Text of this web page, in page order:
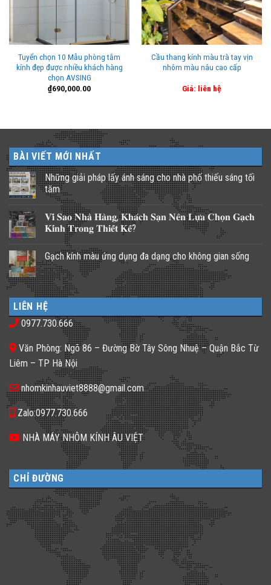
Tuyển chọn 10 Mẫu phòng tắm
kính đẹp được nhiều khách hàng
chọn AVSING
₫690,000.00
Cầu thang kính màu trà tay vịn
nhôm màu nâu cao cấp
Giá: liên hệ
BÀI VIẾT MỚI NHẤT
Những giải pháp lấy ánh sáng cho nhà phố thiếu sáng tối
tăm
Không
bình
luận
ở
pháp
lấy
ánh
sáng
cho
nhà
phố
thiếu
sáng
tối
𝐕𝐢̀ 𝐒𝐚𝐨 𝐍𝐡𝐚̀ 𝐇𝐚̀𝐧𝐠, 𝐊𝐡𝐚́𝐜𝐡 𝐒𝐚̣𝐧 𝐍𝐞̂𝐧 𝐋𝐮̛̣𝐚 𝐂𝐡𝐨̣𝐧 𝐆𝐚̣𝐜𝐡
𝐊𝐢́𝐧𝐡 𝐓𝐫𝐨𝐧𝐠 𝐓𝐡𝐢𝐞̂́𝐭 𝐊𝐞̂́?
bình
luận
ở
𝐕𝐢̀
𝐒𝐚𝐨
𝐍𝐡𝐚̀
𝐇𝐚̀𝐧𝐠,
𝐊𝐡𝐚́𝐜𝐡
𝐒𝐚̣𝐧
𝐍𝐞̂𝐧
𝐂𝐡𝐨̣𝐧
𝐆𝐚̣𝐜𝐡
𝐊𝐢́𝐧𝐡
𝐓𝐫𝐨𝐧𝐠
𝐓𝐡𝐢𝐞̂́𝐭
𝐊𝐞̂́?
Gạch kính màu ứng dụng đa dạng cho không gian sống
Không
có
bình
luận
ở
Gạch
kính
màu
đa
dạng
cho
không
gian
sống
LIÊN HỆ
0977.730.666
Văn Phòng: Ngõ 86 – Đường Bờ Tây Sông Nhuệ – Quận Bắc Từ
Liêm – TP Hà Nội
nhomkinhauviet8888@gmail.com
Zalo:0977.730.666
NHÀ MÁY NHÔM KÍNH ÂU VIỆT
CHỈ ĐƯỜNG